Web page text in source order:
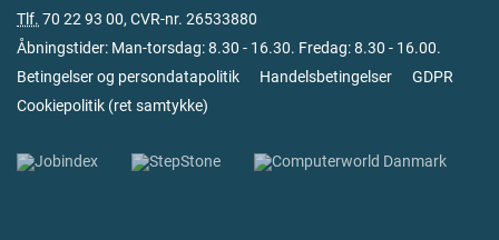
Tlf. 70 22 93 00, CVR-nr. 26533880
Åbningstider: Man-torsdag: 8.30 - 16.30. Fredag: 8.30 - 16.00.
Betingelser og persondatapolitik
Handelsbetingelser
GDPR
Cookiepolitik (ret samtykke)